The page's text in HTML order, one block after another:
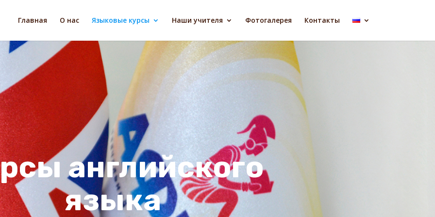
Главная О нас Языковые курсы Наши учителя Фотогалерея Контакты
английского
языка